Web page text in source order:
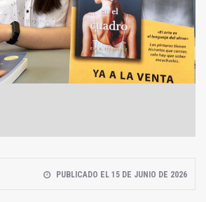
PUBLICADO EL 15 DE JUNIO DE 2026